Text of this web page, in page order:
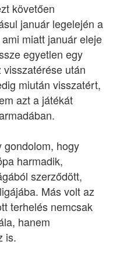
követően
január legelején a
miatt január eleje
egyetlen egy
után
miután visszatért,
azt a játékát
gondolom, hogy
harmadik,
szerződött,
Más volt az
terhelés nemcsak
hanem
is.